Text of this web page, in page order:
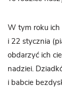
W tym roku ich
i 22 stycznia
obdarzyć ich
nadziei.
i babcie